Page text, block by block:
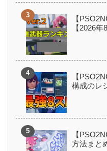
【
【2026年
【
構成のレ
【
方法まと